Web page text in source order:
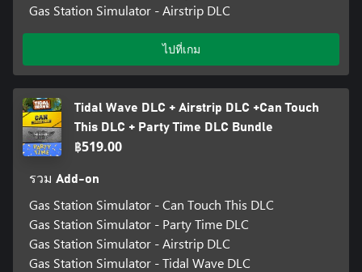
Gas Station Simulator - Airstrip DLC
ไปที่เกม
Tidal Wave DLC + Airstrip DLC +Can Touch
This DLC + Party Time DLC Bundle
฿519.00
รวม Add-on
Gas Station Simulator - Can Touch This DLC
Gas Station Simulator - Party Time DLC
Gas Station Simulator - Airstrip DLC
Gas Station Simulator - Tidal Wave DLC